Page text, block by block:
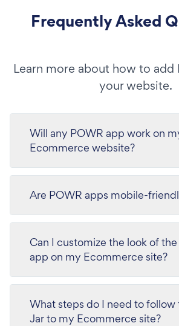
Frequently Asked
Learn more about how to add
your website.
Will any POWR app work on
Ecommerce website?
Are POWR apps mobile-
Can I customize the look of
app on my Ecommerce site?
What steps do I need to follow
Jar to my Ecommerce site?